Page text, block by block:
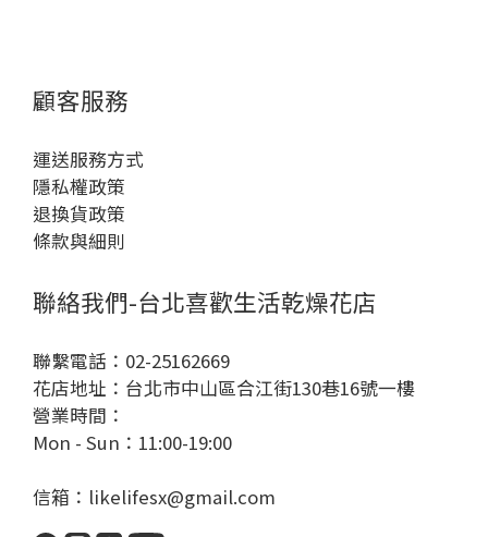
顧客服務
運送服務方式
隱私權政策
退換貨政策
條款與細則
聯絡我們-台北喜歡生活乾燥花店
聯繫電話：02-25162669
花店地址：台北市中山區合江街130巷16號一樓
營業時間：
Mon - Sun：11:00-19:00
信箱：likelifesx@gmail.com